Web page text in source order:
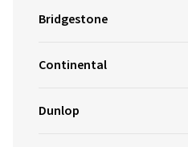
Bridgestone
Continental
Dunlop